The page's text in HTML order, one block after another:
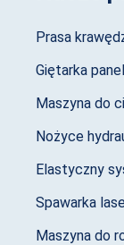
Prasa
Giętarka
Maszyna do
Nożyce
Elastyczny
Spawarka
Maszyna do